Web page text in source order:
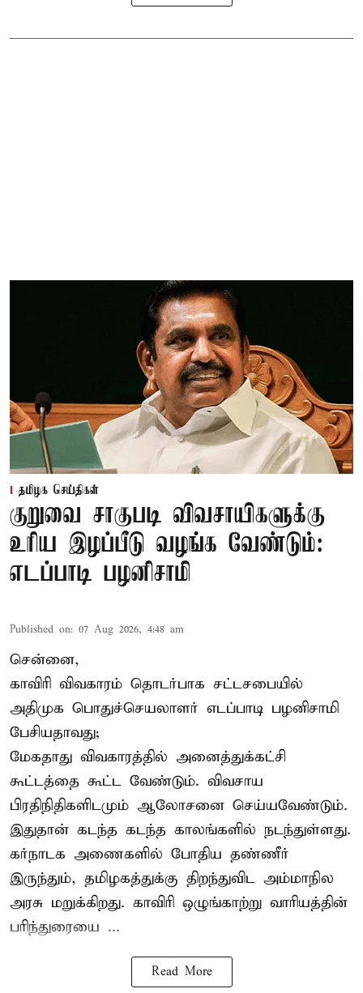
தமிழக செய்திகள்
குறுவை சாகுபடி விவசாயிகளுக்கு
உரிய இழப்பீடு வழங்க வேண்டும்:
எடப்பாடி பழனிசாமி
Published on: 07 Aug 2026, 4:48 am
சென்னை,
காவிரி விவகாரம் தொடர்பாக சட்டசபையில்
அதிமுக பொதுச்செயலாளர் எடப்பாடி பழனிசாமி
பேசியதாவது;
மேகதாது விவகாரத்தில் அனைத்துக்கட்சி
கூட்டத்தை கூட்ட வேண்டும். விவசாய
பிரதிநிதிகளிடமும் ஆலோசனை செய்யவேண்டும்.
இதுதான் கடந்த கடந்த காலங்களில் நடந்துள்ளது.
கர்நாடக அணைகளில் போதிய தண்ணீர்
இருந்தும், தமிழகத்துக்கு திறந்துவிட அம்மாநில
அரசு மறுக்கிறது. காவிரி ஒழுங்காற்று வாரியத்தின்
பரிந்துரையை ...
Read More